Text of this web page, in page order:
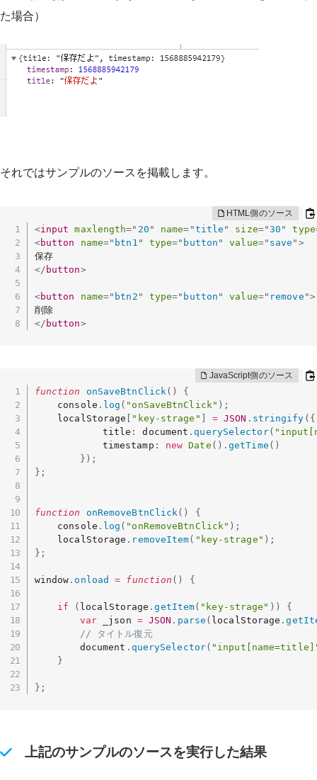
た場合）
それではサンプルのソースを掲載します。
<input maxlength=" 20 " name= "title " size="30 " type
<button name=" btn1 " type=" button " value=" save " >
保存
</ button>
<button name=" btn2 " type=" button " value=" remove ">
削除
</ button>
function onSaveBtnClick( )
{
    console
. log ( "onSaveBtnClick" ) ;
    localStorage
"key-strage" = JSON . stringify ( {
			title
: document .querySelector(
			timestamp
: new Date ( ) .getTime ( )
} ) ;
} ;
function onRemoveBtnClick( )
{
    console
. log ( "onRemoveBtnClick" ) ;
    localStorage
. removeItem( "key-strage" ) ;
} ;
window .onload = function ( ) {
if ( localStorage .getItem( "key-strage" ) )
{
var _json = JSON . parse ( localStorage .
// タイトル復元
		document
. querySelector(
}
} ;
上記のサンプルのソースを実行した結果